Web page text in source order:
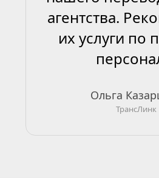
агентства.
их услуги по
Ольга
ТрансЛинк